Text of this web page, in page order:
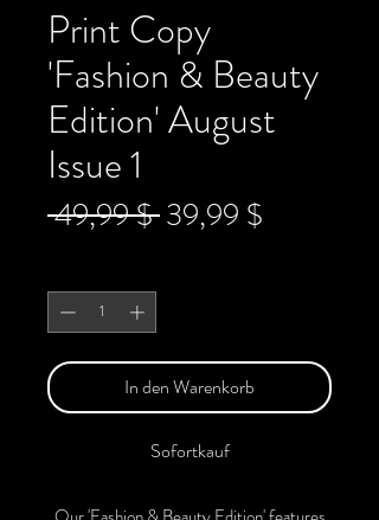
Print Copy
'Fashion & Beauty
Edition' August
Issue 1
49,99 $ Standardpreis
39,99 $
In den Warenkorb
Sofortkauf